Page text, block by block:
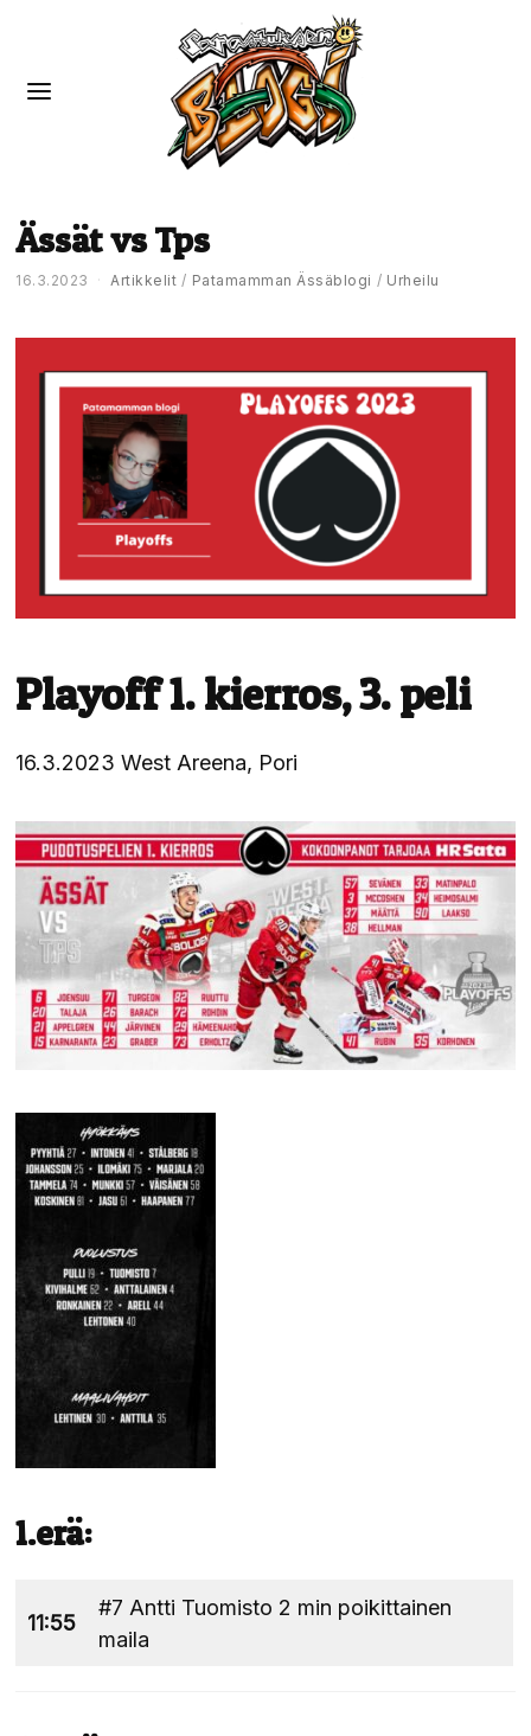
Ässät vs Tps
16.3.2023 Artikkelit / Patamamman Ässäblogi / Urheilu
Playoff 1. kierros, 3. peli
16.3.2023 West Areena, Pori
1.erä:
11:55
#7 Antti Tuomisto 2 min poikittainen
maila